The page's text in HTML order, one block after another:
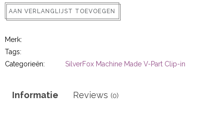
AAN VERLANGLIJST TOEVOEGEN
Merk:
Tags:
Categorieën:
SilverFox Machine Made V-Part Clip-in
Informatie Reviews (0)